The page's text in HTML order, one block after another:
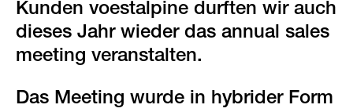
faqs
standorte & kontakt
Kunden voestalpine durften wir auch
dieses Jahr wieder das annual sales
meeting veranstalten.
Das Meeting wurde in hybrider Form